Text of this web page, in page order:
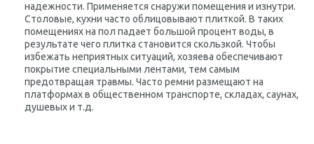
надежности. Применяется снаружи помещения и изнутри.
Столовые, кухни часто облицовывают плиткой. В таких
помещениях на пол падает большой процент воды, в
результате чего плитка становится скользкой. Чтобы
избежать неприятных ситуаций, хозяева обеспечивают
покрытие специальными лентами, тем самым
предотвращая травмы. Часто ремни размещают на
платформах в общественном транспорте, складах, саунах,
душевых и т.д.